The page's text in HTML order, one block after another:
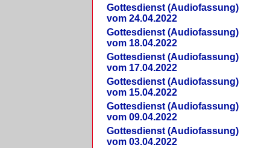
Gottesdienst (Audiofassung)
vom 24.04.2022
Gottesdienst (Audiofassung)
vom 18.04.2022
Gottesdienst (Audiofassung)
vom 17.04.2022
Gottesdienst (Audiofassung)
vom 15.04.2022
Gottesdienst (Audiofassung)
vom 09.04.2022
Gottesdienst (Audiofassung)
vom 03.04.2022